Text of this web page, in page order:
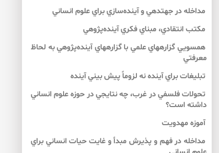
مداخله در جهت­دهي و آينده‌سازي براي علوم انساني
مكتب انتقادي، مبناي فكري آينده‌پژوهي
هم­سويي گزاره­هاي علمي با گزاره­هاي آينده‌پژوهي به لحاظ
معرفتي
تبليغات براي آينده نه لزوماً پيش بيني آينده
تحولات فلسفي در غرب، چه نتايجي در حوزه علوم انساني
داشته است؟
آموزه مهدويت
مداخله در فهم و پذيرش مبدأ و غايت حيات انساني براي